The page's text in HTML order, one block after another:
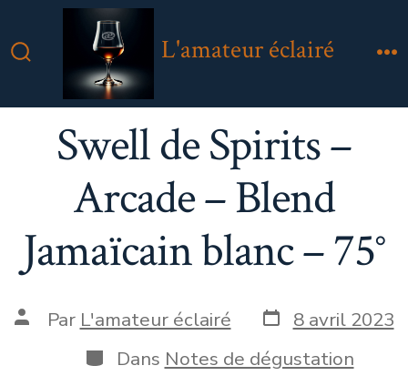
au
Bascule
Rechercher
L'amateur éclairé
Swell de Spirits –
Arcade – Blend
Jamaïcain blanc – 75°
Auteur
publication
Par L'amateur éclairé Date
de
publication
8 avril 2023
Catégories
Dans Notes de dégustation